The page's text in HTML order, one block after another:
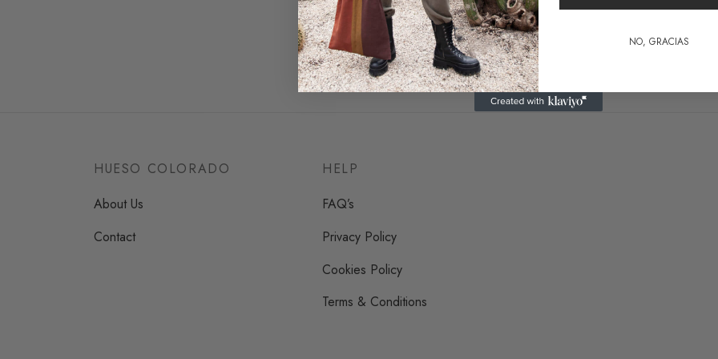
HUESO COLORADO
About Us
Contact
HELP
FAQ’s
Privacy Policy
Cookies Policy
Terms & Conditions
NO, GRACIAS